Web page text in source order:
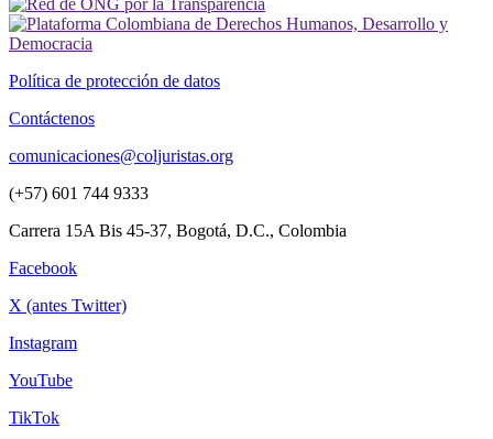
Política de protección de datos
Contáctenos
comunicaciones@coljuristas.org
(+57) 601 744 9333
Carrera 15A Bis 45-37, Bogotá, D.C., Colombia
Facebook
X (antes Twitter)
Instagram
YouTube
TikTok